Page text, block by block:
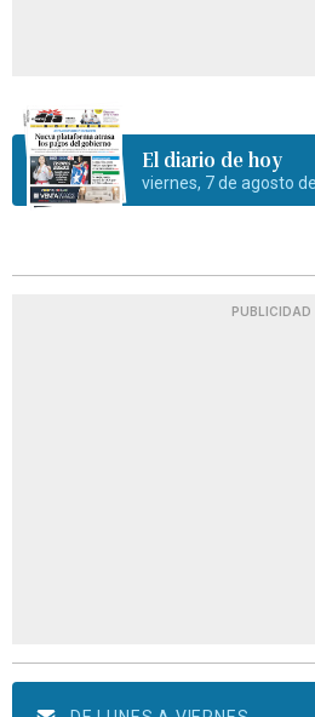
El diario de hoy
viernes, 7 de agosto
PUBLICIDAD